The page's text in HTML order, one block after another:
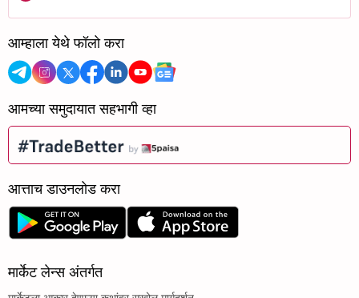
आम्हाला येथे फॉलो करा
आमच्या समुदायात सहभागी व्हा
आत्ताच डाउनलोड करा
मार्केट लेन्स अंतर्गत